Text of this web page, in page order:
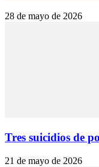
28 de mayo de 2026
Tres suicidios de
21 de mayo de 2026